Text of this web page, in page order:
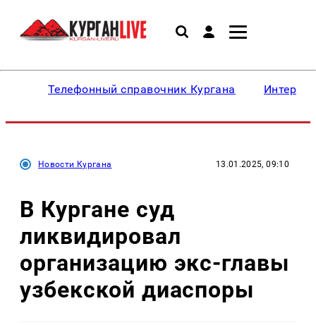
Телефонный справочник Кургана
Новости Кургана 13.01.2025, 09:10
В Кургане суд
ликвидировал
организацию экс-главы
узбекской диаспоры